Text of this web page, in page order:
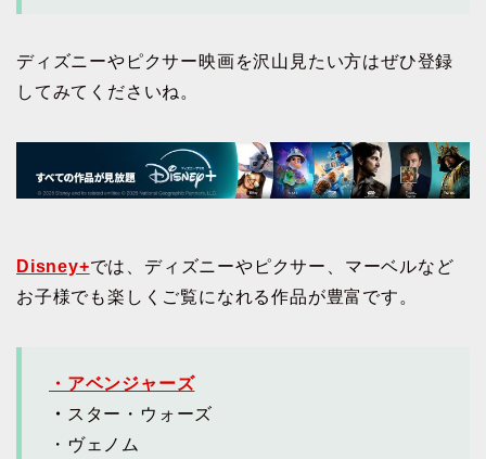
ディズニーやピクサー映画を沢山見たい方はぜひ登録
してみてくださいね。
Disney+では、ディズニーやピクサー、マーベルなど
お子様でも楽しくご覧になれる作品が豊富です。
・アベンジャーズ
・ スター・ウォーズ
・ヴェノム